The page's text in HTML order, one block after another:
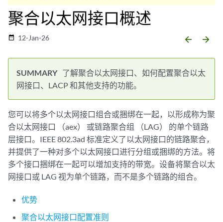
聚合以太网接口概述
date_range 12-Jan-26 arrow_backward arrow_forward
了解聚合以太网接口、如何配置聚合以太
网接口、LACP 和其他支持的功能。
您可以将多个以太网接口组合或捆绑在一起，以形成称为聚
合以太网接口 （aex） 或链路聚合组 （LAG） 的单个链路
层接口。IEEE 802.3ad 标准定义了以太网接口的链路聚合，
并提供了一种对多个以太网接口进行分组或捆绑的方法。将
多个接口捆绑在一起可以增加支持的带宽。设备将聚合以太
网接口或 LAG 视为单个链路，而不是多个链路的组合。
优势
聚合以太网接口配置准则